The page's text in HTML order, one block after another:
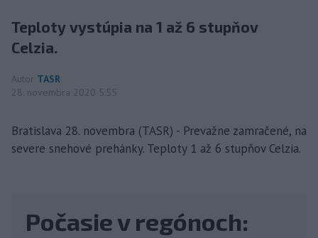
Teploty vystúpia na 1 až 6 stupňov
Celzia.
Autor TASR
28. novembra 2020 5:55
Bratislava 28. novembra (TASR) - Prevažne zamračené, na
severe snehové prehánky. Teploty 1 až 6 stupňov Celzia.
Počasie v regónoch: